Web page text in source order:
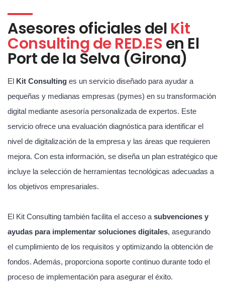
Asesores oficiales del Kit
Consulting de RED.ESen El
Port de la Selva (Girona)
El Kit Consulting es un servicio diseñado para ayudar a
pequeñas y medianas empresas (pymes) en su transformación
digital mediante asesoría personalizada de expertos. Este
servicio ofrece una evaluación diagnóstica para identificar el
nivel de digitalización de la empresa y las áreas que requieren
mejora. Con esta información, se diseña un plan estratégico que
incluye la selección de herramientas tecnológicas adecuadas a
los objetivos empresariales.
El Kit Consulting también facilita el acceso a subvenciones y
ayudas para implementar soluciones digitales, asegurando
el cumplimiento de los requisitos y optimizando la obtención de
fondos. Además, proporciona soporte continuo durante todo el
proceso de implementación para asegurar el éxito.